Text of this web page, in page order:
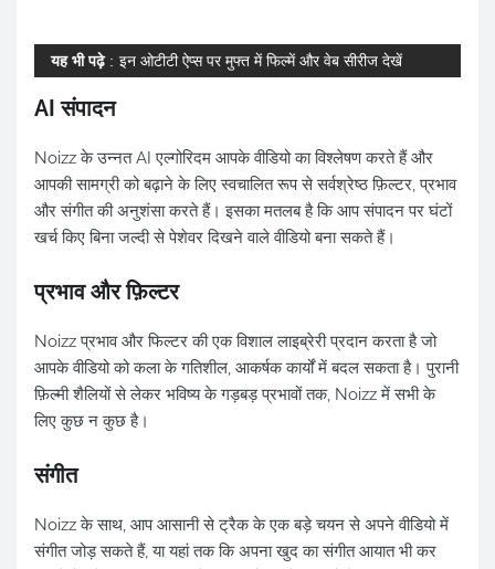
यह भी पढ़े: इन ओटीटी ऐप्स पर मुफ्त में फिल्में और वेब सीरीज देखें
AI संपादन
Noizz के उन्नत AI एल्गोरिदम आपके वीडियो का विश्लेषण करते हैं और
आपकी सामग्री को बढ़ाने के लिए स्वचालित रूप से सर्वश्रेष्ठ फ़िल्टर, प्रभाव
और संगीत की अनुशंसा करते हैं। इसका मतलब है कि आप संपादन पर घंटों
खर्च किए बिना जल्दी से पेशेवर दिखने वाले वीडियो बना सकते हैं।
प्रभाव और फ़िल्टर
Noizz प्रभाव और फिल्टर की एक विशाल लाइब्रेरी प्रदान करता है जो
आपके वीडियो को कला के गतिशील, आकर्षक कार्यों में बदल सकता है। पुरानी
फ़िल्मी शैलियों से लेकर भविष्य के गड़बड़ प्रभावों तक, Noizz में सभी के
लिए कुछ न कुछ है।
संगीत
Noizz के साथ, आप आसानी से ट्रैक के एक बड़े चयन से अपने वीडियो में
संगीत जोड़ सकते हैं, या यहां तक कि अपना खुद का संगीत आयात भी कर